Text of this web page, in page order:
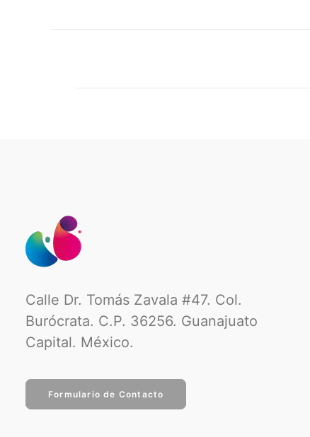
Calle Dr. Tomás Zavala #47. Col.
Burócrata. C.P. 36256. Guanajuato
Capital. México.
Formulario de Contacto